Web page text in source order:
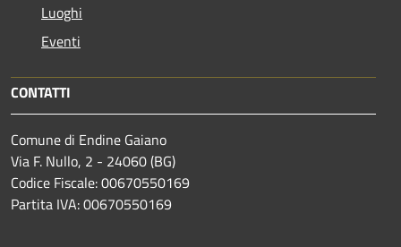
Luoghi
Eventi
CONTATTI
Comune di Endine Gaiano
Via F. Nullo, 2 - 24060 (BG)
Codice Fiscale: 00670550169
Partita IVA: 00670550169